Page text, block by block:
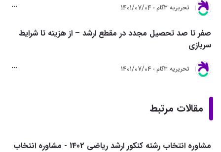
تحريريه 3گام 1401/07/04
صفر تا صد تحصیل مجدد در مقطع ارشد – از هزینه تا شرایط
سربازی
تحريريه 3گام 1401/07/04
مقالات مرتبط
مشاوره انتخاب رشته کنکور ارشد ریاضی 1402 - مشاوره انتخاب